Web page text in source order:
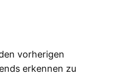
vorherigen
erkennen zu